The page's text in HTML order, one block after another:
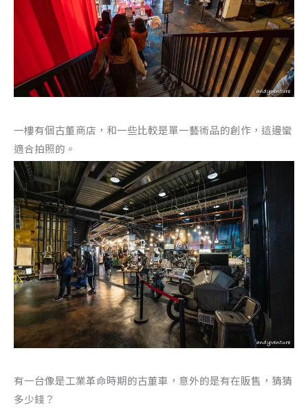
一樓有個古董商店，和一些比較是單一藝術品的創作，這邊蠻
適合拍照的。
有一台像是工業革命時期的古董車，意外的是有在販售，猜猜
多少錢？